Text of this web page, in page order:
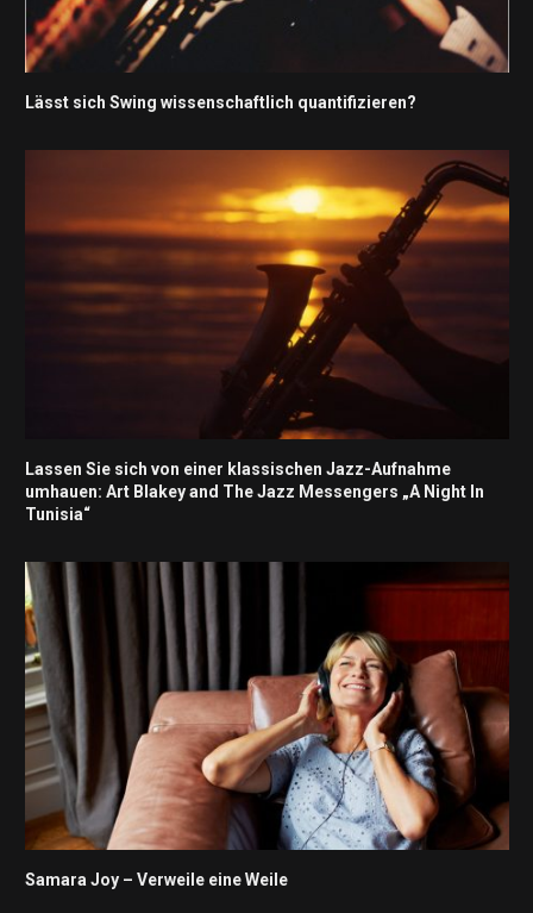
Lässt sich Swing wissenschaftlich quantifizieren?
Lassen Sie sich von einer klassischen Jazz-Aufnahme
umhauen: Art Blakey and The Jazz Messengers „A Night In
Tunisia“
Samara Joy – Verweile eine Weile